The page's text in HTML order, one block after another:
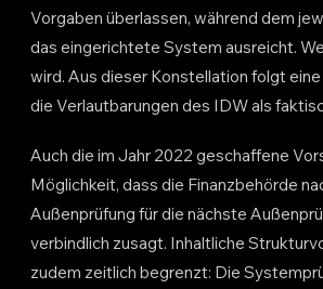
Vorgaben überlassen, während dem
das eingerichtete System ausreicht.
wird. Aus dieser Konstellation folgt
die Verlautbarungen des IDW als
Auch die im Jahr 2022 geschaffene
Möglichkeit, dass die Finanzbehörde
Außenprüfung für die nächste
verbindlich zusagt. Inhaltliche
zudem zeitlich begrenzt: Die